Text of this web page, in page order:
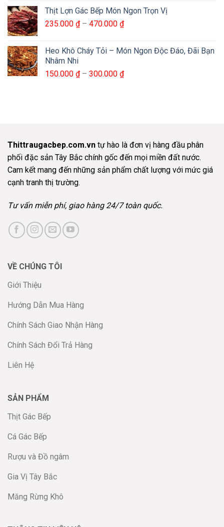
từ
260.000 ₫
Thịt Lợn Gác Bếp Món Ngon Trọn Vị
235.000 ₫ – 470.000 ₫Khoảng
235.000 ₫
470.000 ₫
Heo Khô Cháy Tỏi – Món Ngon Độc Đáo, Đãi Bạn
Nhâm Nhi
150.000 ₫ – 300.000 ₫Khoảng
Thittraugacbep.com.vn tự hào là đơn vị hàng đầu phân
phối đặc sản Tây Bắc chính gốc đến mọi miền đất nước.
Cam kết mang đến những sản phẩm chất lượng với mức giá
cạnh tranh thị trường.
Tư vấn miễn phí, giao hàng 24/7 toàn quốc.
VỀ CHÚNG TÔI
Giới Thiệu
Hướng Dẫn Mua Hàng
Chính Sách Giao Nhận Hàng
Chính Sách Đổi Trả Hàng
Liên Hệ
SẢN PHẨM
Thịt Gác Bếp
Cá Gác Bếp
Rượu và Đồ ngâm
Gia Vị Tây Bắc
Măng Rừng Khô